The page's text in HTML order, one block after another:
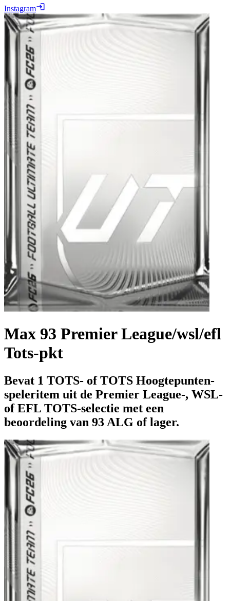
Instagram
Max 93 Premier League/wsl/efl
Tots-pkt
Bevat 1 TOTS- of TOTS Hoogtepunten-
speleritem uit de Premier League-, WSL-
of EFL TOTS-selectie met een
beoordeling van 93 ALG of lager.